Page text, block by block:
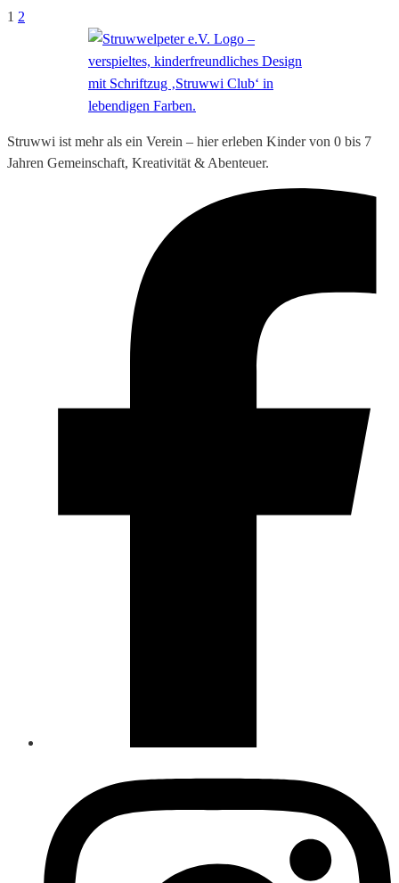
1 2
Struwwi ist mehr als ein Verein – hier erleben Kinder von 0 bis 7
Jahren Gemeinschaft, Kreativität & Abenteuer.